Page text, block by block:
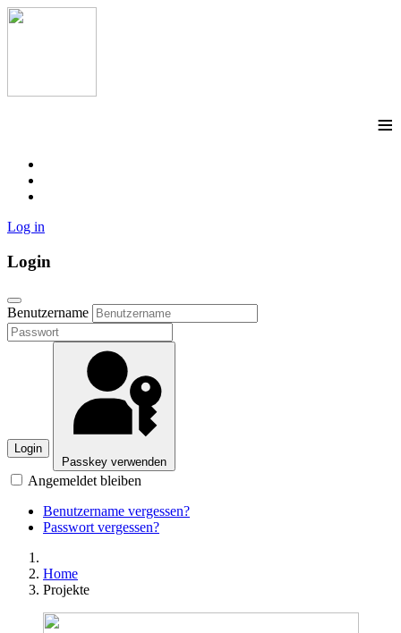
≡
Log in
Login
Benutzername
Login
Passkey verwenden
Angemeldet bleiben
Benutzername vergessen?
Passwort vergessen?
Home
Projekte